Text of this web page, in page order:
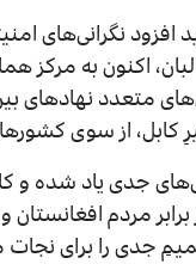
افزود نگرانی‌های
اکنون به مرکز
متعدد نهادهای
از سوی کشورهای
جدی یاد شده
مردم افغانستان
جدی را برای نجات